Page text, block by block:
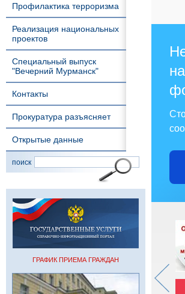
Профилактика терроризма
Реализация национальных
проектов
Специальный выпуск
"Вечерний Мурманск"
Контакты
Прокуратура разъясняет
Открытые данные
поиск
ГРАФИК ПРИЕМА ГРАЖДАН